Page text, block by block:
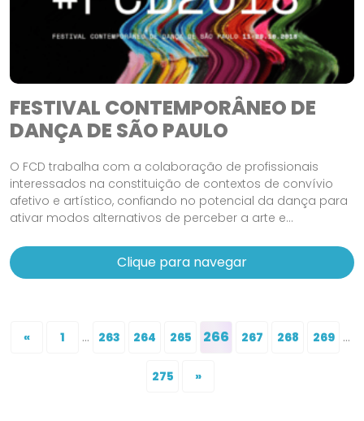
FESTIVAL CONTEMPORÂNEO DE
DANÇA DE SÃO PAULO
O FCD trabalha com a colaboração de profissionais
interessados na constituição de contextos de convívio
afetivo e artístico, confiando no potencial da dança para
ativar modos alternativos de perceber a arte e...
Clique para navegar
« 1 ... 263 264 265 266 267 268 269 ...
275 »